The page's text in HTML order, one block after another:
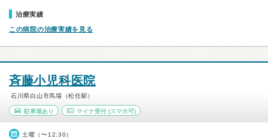
治療実績
この病院の治療実績を見る
斉藤小児科医院
石川県白山市馬場（松任駅）
駐車場あり マイナ受付(スマホ可)
土曜（〜12:30）